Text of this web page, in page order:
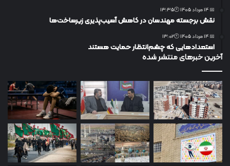
📅 14 مرداد 1405 🕙13:35
نقش برجسته مهندسان در کاهش آسیب‌پذیری زیرساخت‌ها
📅 14 مرداد 1405 🕙13:02
استعدادهایی که چشم‌انتظار حمایت هستند
آخرین خبرهای منتشر شده